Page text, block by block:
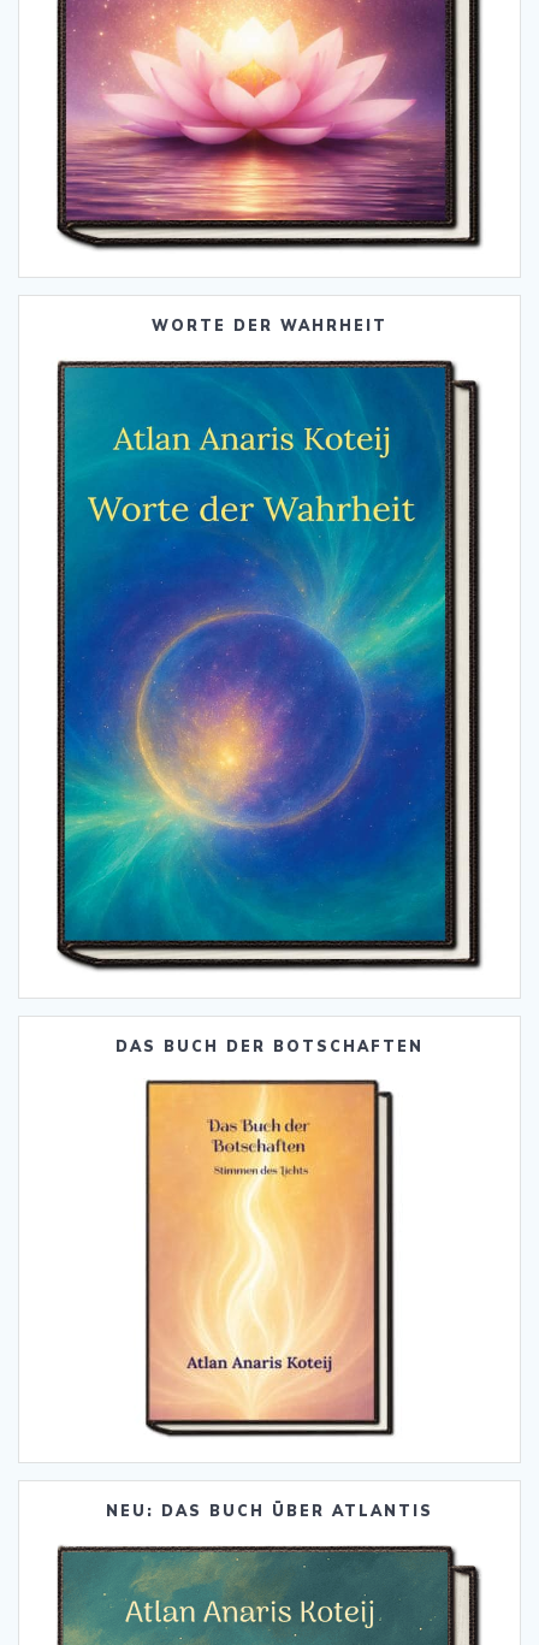
WORTE DER WAHRHEIT
DAS BUCH DER BOTSCHAFTEN
NEU: DAS BUCH ÜBER ATLANTIS